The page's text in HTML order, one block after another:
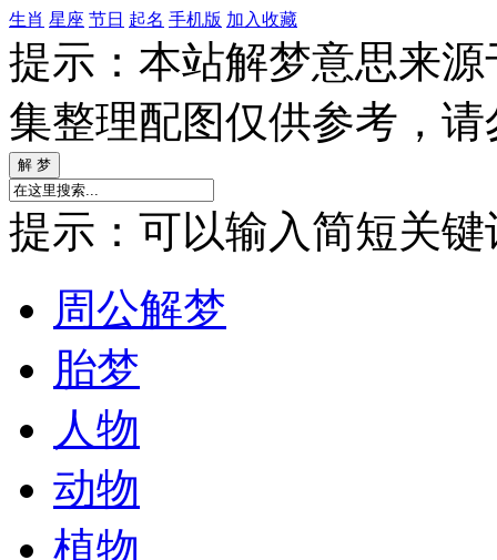
生肖 星座 节日 起名 手机版 加入收藏
提示：本站解梦意思来
集整理配图仅供参考，
提示：可以输入简短关键
周公解梦
胎梦
人物
动物
植物